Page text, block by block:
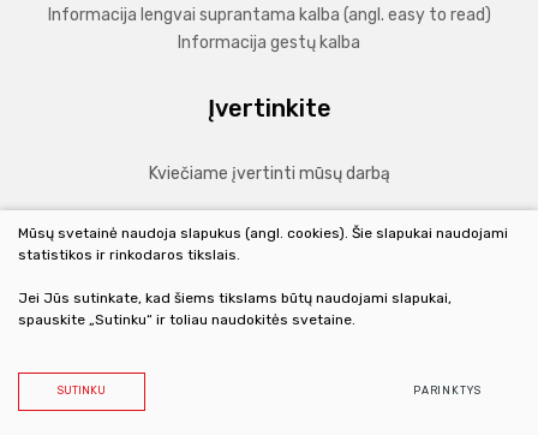
Informacija lengvai suprantama kalba (angl. easy to read)
Informacija gestų kalba
Įvertinkite
Kviečiame įvertinti mūsų darbą
PLAČIAU
Mūsų svetainė naudoja slapukus (angl. cookies). Šie slapukai naudojami
statistikos ir rinkodaros tikslais.
Jei Jūs sutinkate, kad šiems tikslams būtų naudojami slapukai,
spauskite „Sutinku“ ir toliau naudokitės svetaine.
SUTINKU PARINKTYS